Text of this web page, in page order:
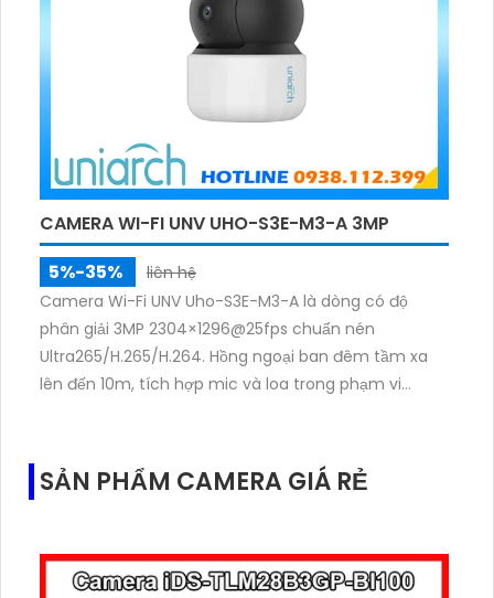
CAMERA WI-FI UNV UHO-S3E-M3-A 3MP
5%-35%
liên hệ
Camera Wi-Fi UNV Uho-S3E-M3-A là dòng có độ
phân giải 3MP 2304×1296@25fps chuẩn nén
Ultra265/H.265/H.264. Hồng ngoại ban đêm tầm xa
lên đến 10m, tích hợp mic và loa trong phạm vi
SẢN PHẨM CAMERA GIÁ RẺ